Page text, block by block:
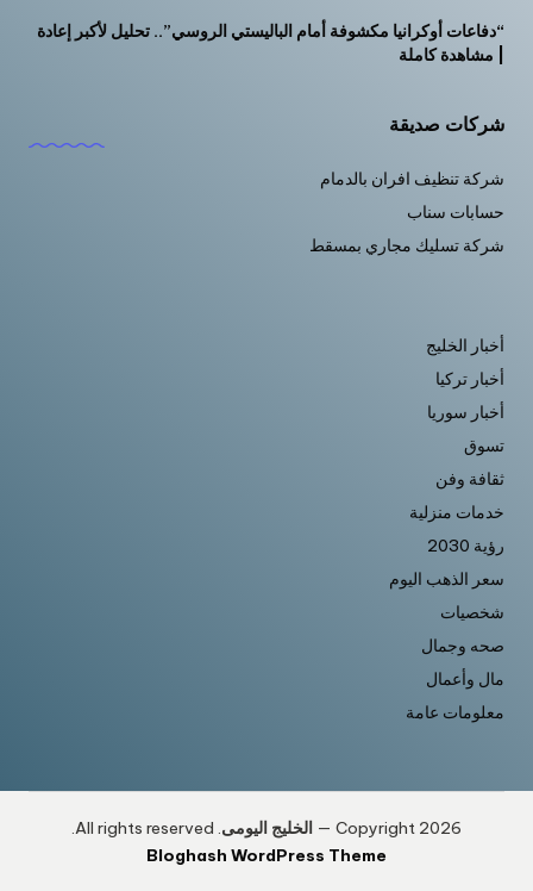
“دفاعات أوكرانيا مكشوفة أمام الباليستي الروسي”.. تحليل لأكبر إعادة
| مشاهدة كاملة
شركات صديقة
شركة تنظيف افران بالدمام
حسابات سناب
شركة تسليك مجاري بمسقط
أخبار الخليج
أخبار تركيا
أخبار سوريا
تسوق
ثقافة وفن
خدمات منزلية
رؤية 2030
سعر الذهب اليوم
شخصيات
صحه وجمال
مال وأعمال
معلومات عامة
Copyright 2026 — الخليج اليومى. All rights reserved.
Bloghash WordPress Theme